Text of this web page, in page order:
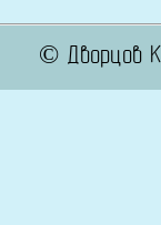
© Дворцов